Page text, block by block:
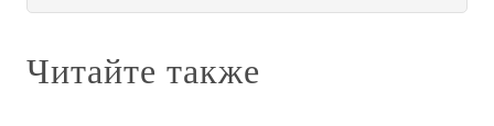
Читайте также